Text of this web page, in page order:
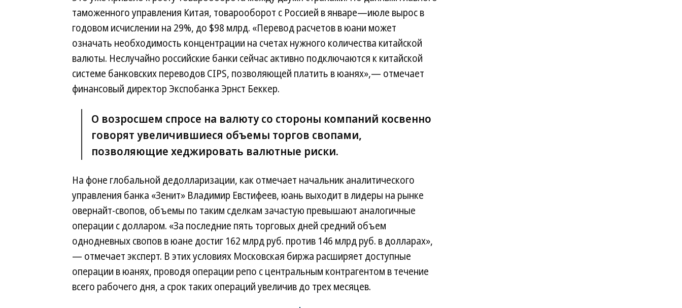
таможенного управления Китая, товарооборот с Россией в январе—июле вырос в
годовом исчислении на 29%, до $98 млрд. «Перевод расчетов в юани может
означать необходимость концентрации на счетах нужного количества китайской
валюты. Неслучайно российские банки сейчас активно подключаются к китайской
системе банковских переводов CIPS, позволяющей платить в юанях»,— отмечает
финансовый директор Экспобанка Эрнст Беккер.
О возросшем спросе на валюту со стороны компаний косвенно
говорят увеличившиеся объемы торгов свопами,
позволяющие хеджировать валютные риски.
На фоне глобальной дедолларизации, как отмечает начальник аналитического
управления банка «Зенит» Владимир Евстифеев, юань выходит в лидеры на рынке
овернайт-свопов, объемы по таким сделкам зачастую превышают аналогичные
операции с долларом. «За последние пять торговых дней средний объем
однодневных свопов в юане достиг 162 млрд руб. против 146 млрд руб. в долларах»,
— отмечает эксперт. В этих условиях Московская биржа расширяет доступные
операции в юанях, проводя операции репо с центральным контрагентом в течение
всего рабочего дня, а срок таких операций увеличив до трех месяцев.